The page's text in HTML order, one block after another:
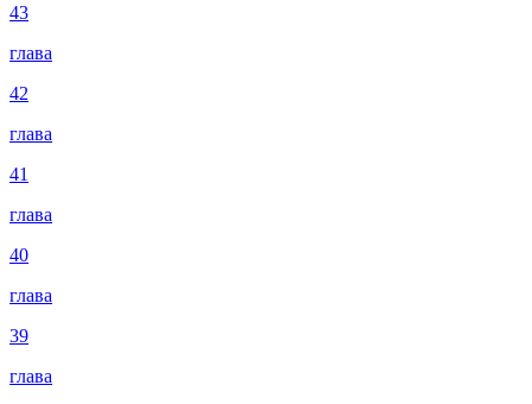
43
глава
42
глава
41
глава
40
глава
39
глава